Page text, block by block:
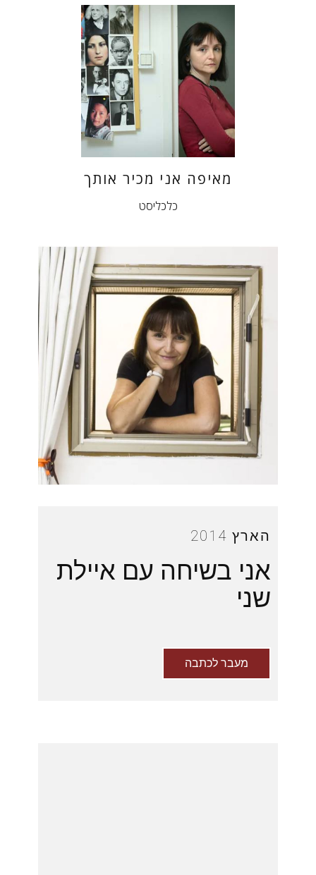
מאיפה אני מכיר אותך
כלכליסט
הארץ 2014
אני בשיחה עם איילת
שני
מעבר לכתבה